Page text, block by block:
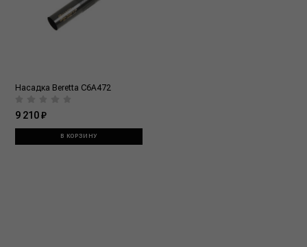
Насадка Beretta C6A472
9 210 ₽
В КОРЗИНУ